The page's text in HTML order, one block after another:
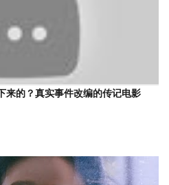
来的？真实事件改编的传记电影